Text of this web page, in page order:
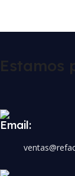
Estamos
Email: